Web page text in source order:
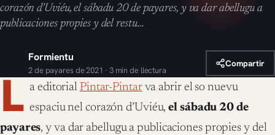
corazón d’Uviéu, el sábadu 20 de payares, y va dar abellugu a
publicaciones propies y del restu…
Formientu
2 de payares de 2021 · 3 min de llectura
Compartir
L a editorial Pintar-Pintarva abrir el so nuevu
espaciu nel corazón d’Uviéu,el sábadu 20 de
payares, y va dar abellugu a publicaciones propies y del